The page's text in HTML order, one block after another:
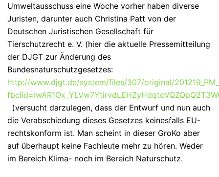
Umweltausschuss eine Woche vorher haben diverse
Juristen, darunter auch Christina Patt von der
Deutschen Juristischen Gesellschaft für
Tierschutzrecht e. V. (hier die aktuelle Pressemitteilung
der DJGT zur Änderung des
Bundesnaturschutzgesetzes:
http://www.djgt.de/system/files/307/original/
)versucht darzulegen, dass der Entwurf und nun auch
die Verabschiedung dieses Gesetzes keinesfalls EU-
rechtskonform ist. Man scheint in dieser GroKo aber
auf überhaupt keine Fachleute mehr zu hören. Weder
im Bereich Klima- noch im Bereich Naturschutz.